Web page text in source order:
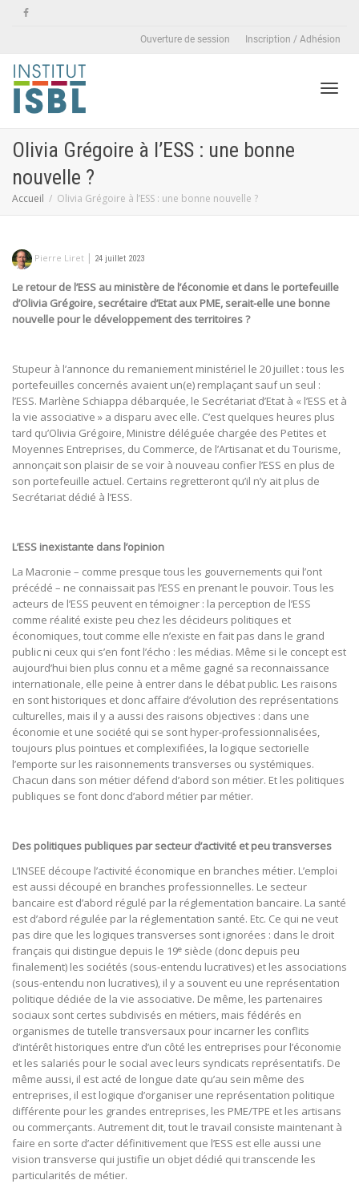
Ouverture de session Inscription / Adhésion
Olivia Grégoire à l’ESS : une bonne
nouvelle ?
Accueil Olivia Grégoire à l’ESS : une bonne nouvelle ?
Pierre Liret | 24 juillet 2023
Le retour de l’ESS au ministère de l’économie et dans le portefeuille
d’Olivia Grégoire, secrétaire d’Etat aux PME, serait-elle une bonne
nouvelle pour le développement des territoires ?
Stupeur à l’annonce du remaniement ministériel le 20 juillet : tous les
portefeuilles concernés avaient un(e) remplaçant sauf un seul :
l’ESS. Marlène Schiappa débarquée, le Secrétariat d’Etat à « l’ESS et à
la vie associative » a disparu avec elle. C’est quelques heures plus
tard qu’Olivia Grégoire, Ministre déléguée chargée des Petites et
Moyennes Entreprises, du Commerce, de l’Artisanat et du Tourisme,
annonçait son plaisir de se voir à nouveau confier l’ESS en plus de
son portefeuille actuel. Certains regretteront qu’il n’y ait plus de
Secrétariat dédié à l’ESS.
L’ESS inexistante dans l’opinion
La Macronie – comme presque tous les gouvernements qui l’ont
précédé – ne connaissait pas l’ESS en prenant le pouvoir. Tous les
acteurs de l’ESS peuvent en témoigner : la perception de l’ESS
comme réalité existe peu chez les décideurs politiques et
économiques, tout comme elle n’existe en fait pas dans le grand
public ni ceux qui s’en font l’écho : les médias. Même si le concept est
aujourd’hui bien plus connu et a même gagné sa reconnaissance
internationale, elle peine à entrer dans le débat public. Les raisons
en sont historiques et donc affaire d’évolution des représentations
culturelles, mais il y a aussi des raisons objectives : dans une
économie et une société qui se sont hyper-professionnalisées,
toujours plus pointues et complexifiées, la logique sectorielle
l’emporte sur les raisonnements transverses ou systémiques.
Chacun dans son métier défend d’abord son métier. Et les politiques
publiques se font donc d’abord métier par métier.
Des politiques publiques par secteur d’activité et peu transverses
L’INSEE découpe l’activité économique en branches métier. L’emploi
est aussi découpé en branches professionnelles. Le secteur
bancaire est d’abord régulé par la réglementation bancaire. La santé
est d’abord régulée par la réglementation santé. Etc. Ce qui ne veut
pas dire que les logiques transverses sont ignorées : dans le droit
français qui distingue depuis le 19e siècle (donc depuis peu
finalement) les sociétés (sous-entendu lucratives) et les associations
(sous-entendu non lucratives), il y a souvent eu une représentation
politique dédiée de la vie associative. De même, les partenaires
sociaux sont certes subdivisés en métiers, mais fédérés en
organismes de tutelle transversaux pour incarner les conflits
d’intérêt historiques entre d’un côté les entreprises pour l’économie
et les salariés pour le social avec leurs syndicats représentatifs. De
même aussi, il est acté de longue date qu’au sein même des
entreprises, il est logique d’organiser une représentation politique
différente pour les grandes entreprises, les PME/TPE et les artisans
ou commerçants. Autrement dit, tout le travail consiste maintenant à
faire en sorte d’acter définitivement que l’ESS est elle aussi une
vision transverse qui justifie un objet dédié qui transcende les
particularités de métier.